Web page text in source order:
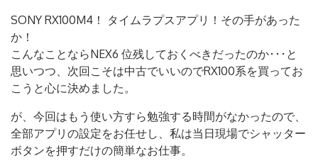
SONY RX100M4！ タイムラプスアプリ！その手があった
か！
こんなことならNEX6 位残しておくべきだったのか･･･と
思いつつ、次回こそは中古でいいのでRX100系を買ってお
こうと心に決めました。
が、今回はもう使い方すら勉強する時間がなかったので、
全部アプリの設定をお任せし、私は当日現場でシャッター
ボタンを押すだけの簡単なお仕事。